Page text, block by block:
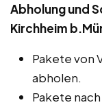
Abholung und
Kirchheim
Pakete von
abholen.
Pakete